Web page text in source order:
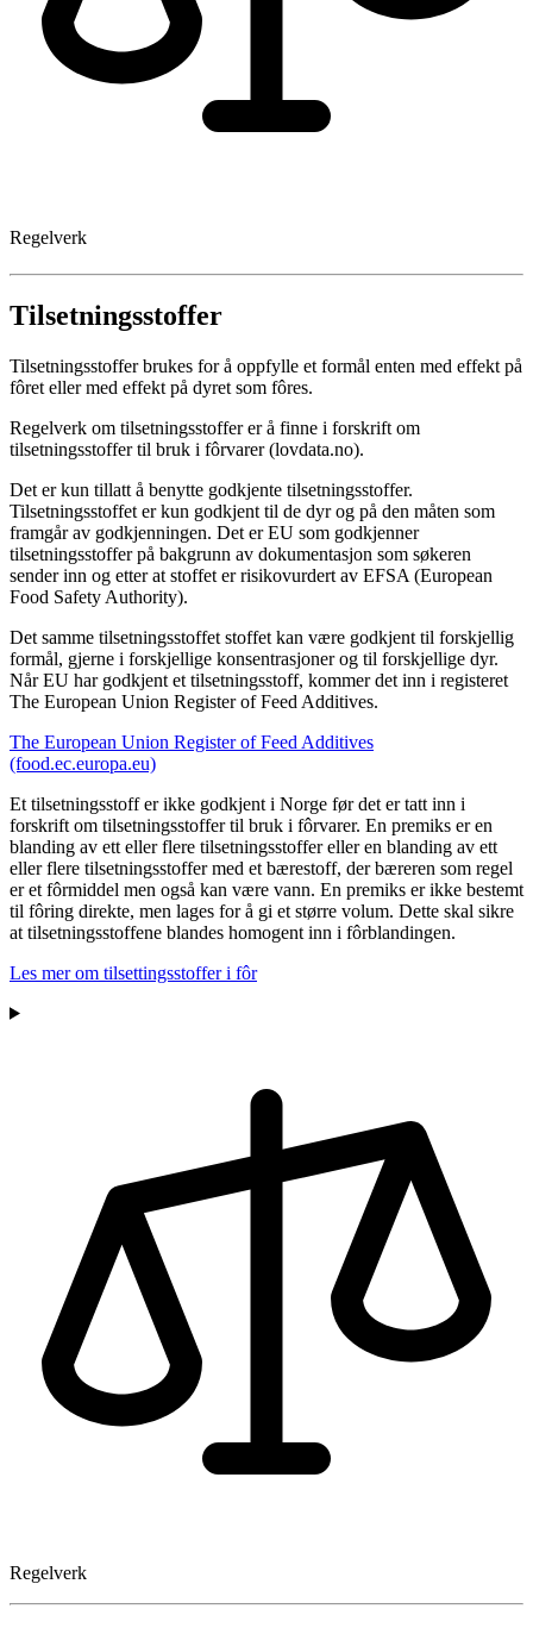
Regelverk
Tilsetningsstoffer
Tilsetningsstoffer brukes for å oppfylle et formål enten med effekt på
fôret eller med effekt på dyret som fôres.
Regelverk om tilsetningsstoffer er å finne i forskrift om
tilsetningsstoffer til bruk i fôrvarer (lovdata.no).
Det er kun tillatt å benytte godkjente tilsetningsstoffer.
Tilsetningsstoffet er kun godkjent til de dyr og på den måten som
framgår av godkjenningen. Det er EU som godkjenner
tilsetningsstoffer på bakgrunn av dokumentasjon som søkeren
sender inn og etter at stoffet er risikovurdert av EFSA (European
Food Safety Authority).
Det samme tilsetningsstoffet stoffet kan være godkjent til forskjellig
formål, gjerne i forskjellige konsentrasjoner og til forskjellige dyr.
Når EU har godkjent et tilsetningsstoff, kommer det inn i registeret
The European Union Register of Feed Additives.
The European Union Register of Feed Additives
(food.ec.europa.eu)
Et tilsetningsstoff er ikke godkjent i Norge før det er tatt inn i
forskrift om tilsetningsstoffer til bruk i fôrvarer. En premiks er en
blanding av ett eller flere tilsetningsstoffer eller en blanding av ett
eller flere tilsetningsstoffer med et bærestoff, der bæreren som regel
er et fôrmiddel men også kan være vann. En premiks er ikke bestemt
til fôring direkte, men lages for å gi et større volum. Dette skal sikre
at tilsetningsstoffene blandes homogent inn i fôrblandingen.
Les mer om tilsettingsstoffer i fôr
Regelverk